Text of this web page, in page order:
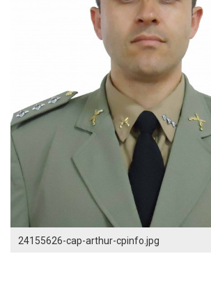
24155626-cap-arthur-cpinfo.jpg